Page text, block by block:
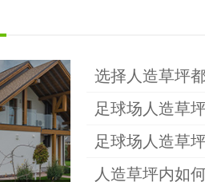
关于钰健
产品中心
选择人造草坪
足球场人造草
足球场人造草
人造草坪内如